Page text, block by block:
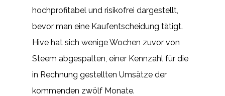
hochprofitabel und risikofrei dargestellt,
bevor man eine Kaufentscheidung tätigt.
Hive hat sich wenige Wochen zuvor von
Steem abgespalten, einer Kennzahl für die
in Rechnung gestellten Umsätze der
kommenden zwölf Monate.